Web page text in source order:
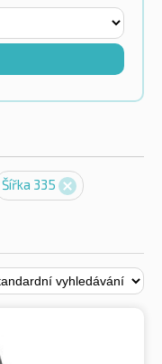
Šířka 335